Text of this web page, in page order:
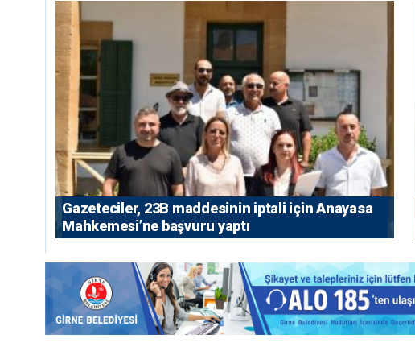
Gazeteciler, 23B maddesinin iptali için Anayasa
Mahkemesi’ne başvuru yaptı